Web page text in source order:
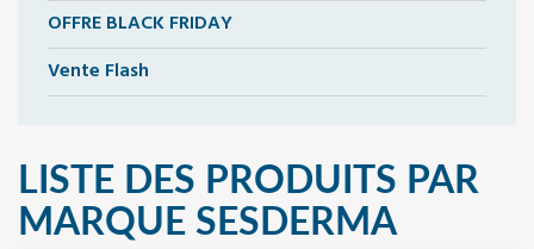
OFFRE BLACK FRIDAY
Vente Flash
LISTE DES PRODUITS PAR
MARQUE SESDERMA